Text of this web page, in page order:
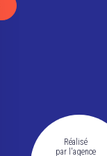
Réalisé
par l'agence